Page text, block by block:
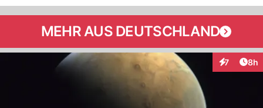
MEHR AUS DEUTSCHLAND
7 8h